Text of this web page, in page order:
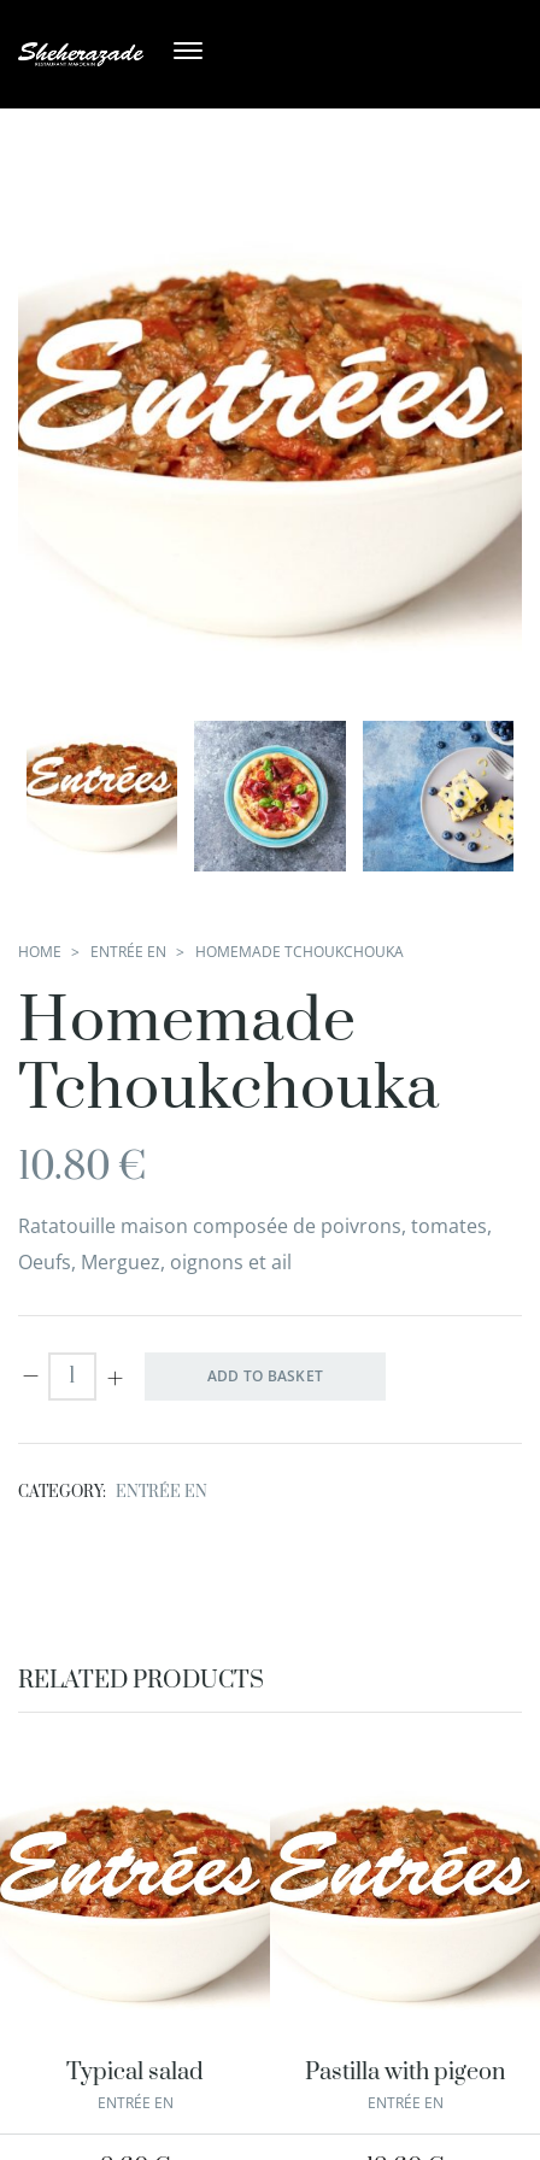
HOME ENTRÉE EN HOMEMADE TCHOUKCHOUKA
Homemade
Tchoukchouka
10.80 €
Ratatouille maison composée de poivrons, tomates,
Oeufs, Merguez, oignons et ail
ADD TO BASKET
CATEGORY: ENTRÉE EN
RELATED PRODUCTS
Typical salad
ENTRÉE EN
Pastilla with pigeon
ENTRÉE EN